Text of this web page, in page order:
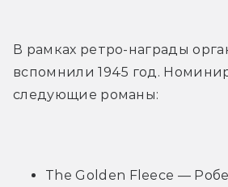
В рамках ретро-награды
вспомнили 1945 год.
следующие романы:
The Golden Fleece —